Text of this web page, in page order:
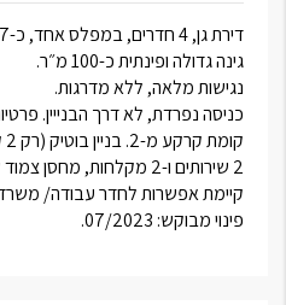
דירת גן, 4 חדרים, במפלס אחד, כ-107 מ״ר. כיווני אוויר מעולים.
גינה גדולה ופינתית כ-100 מ״ר.
נגישות מלאה, ללא מדרגות.
כניסה נפרדת, לא דרך הבנייין.
קומת קרקע מ-2. בניין בוטיק (רק 2 קומות מעל).
2 שירותים ו-2 מקלחות, מחסן צמוד לדירה, חנייה פרטית.
קיימת אפשרות לחדר עבודה/ משרד
פינוי מבוקש: 07/2023.